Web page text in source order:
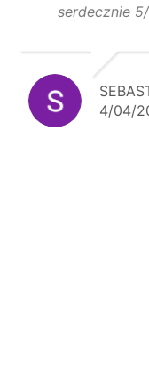
serdecznie
4/04/